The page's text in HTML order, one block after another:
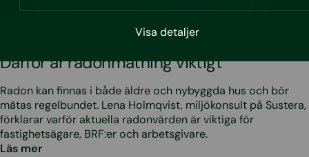
Visa detaljer
1.7.2026
Därför är radonmätning viktigt
Radon kan finnas i både äldre och nybyggda hus och bör
mätas regelbundet. Lena Holmqvist, miljökonsult på Sustera,
förklarar varför aktuella radonvärden är viktiga för
fastighetsägare, BRF:er och arbetsgivare.
Läs mer